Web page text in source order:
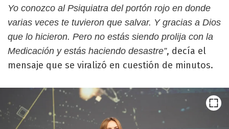
Yo conozco al Psiquiatra del portón rojo en donde
varias veces te tuvieron que salvar. Y gracias a Dios
que lo hicieron. Pero no estás siendo prolija con la
Medicación y estás haciendo desastre”, decía el
mensaje que se viralizó en cuestión de minutos.